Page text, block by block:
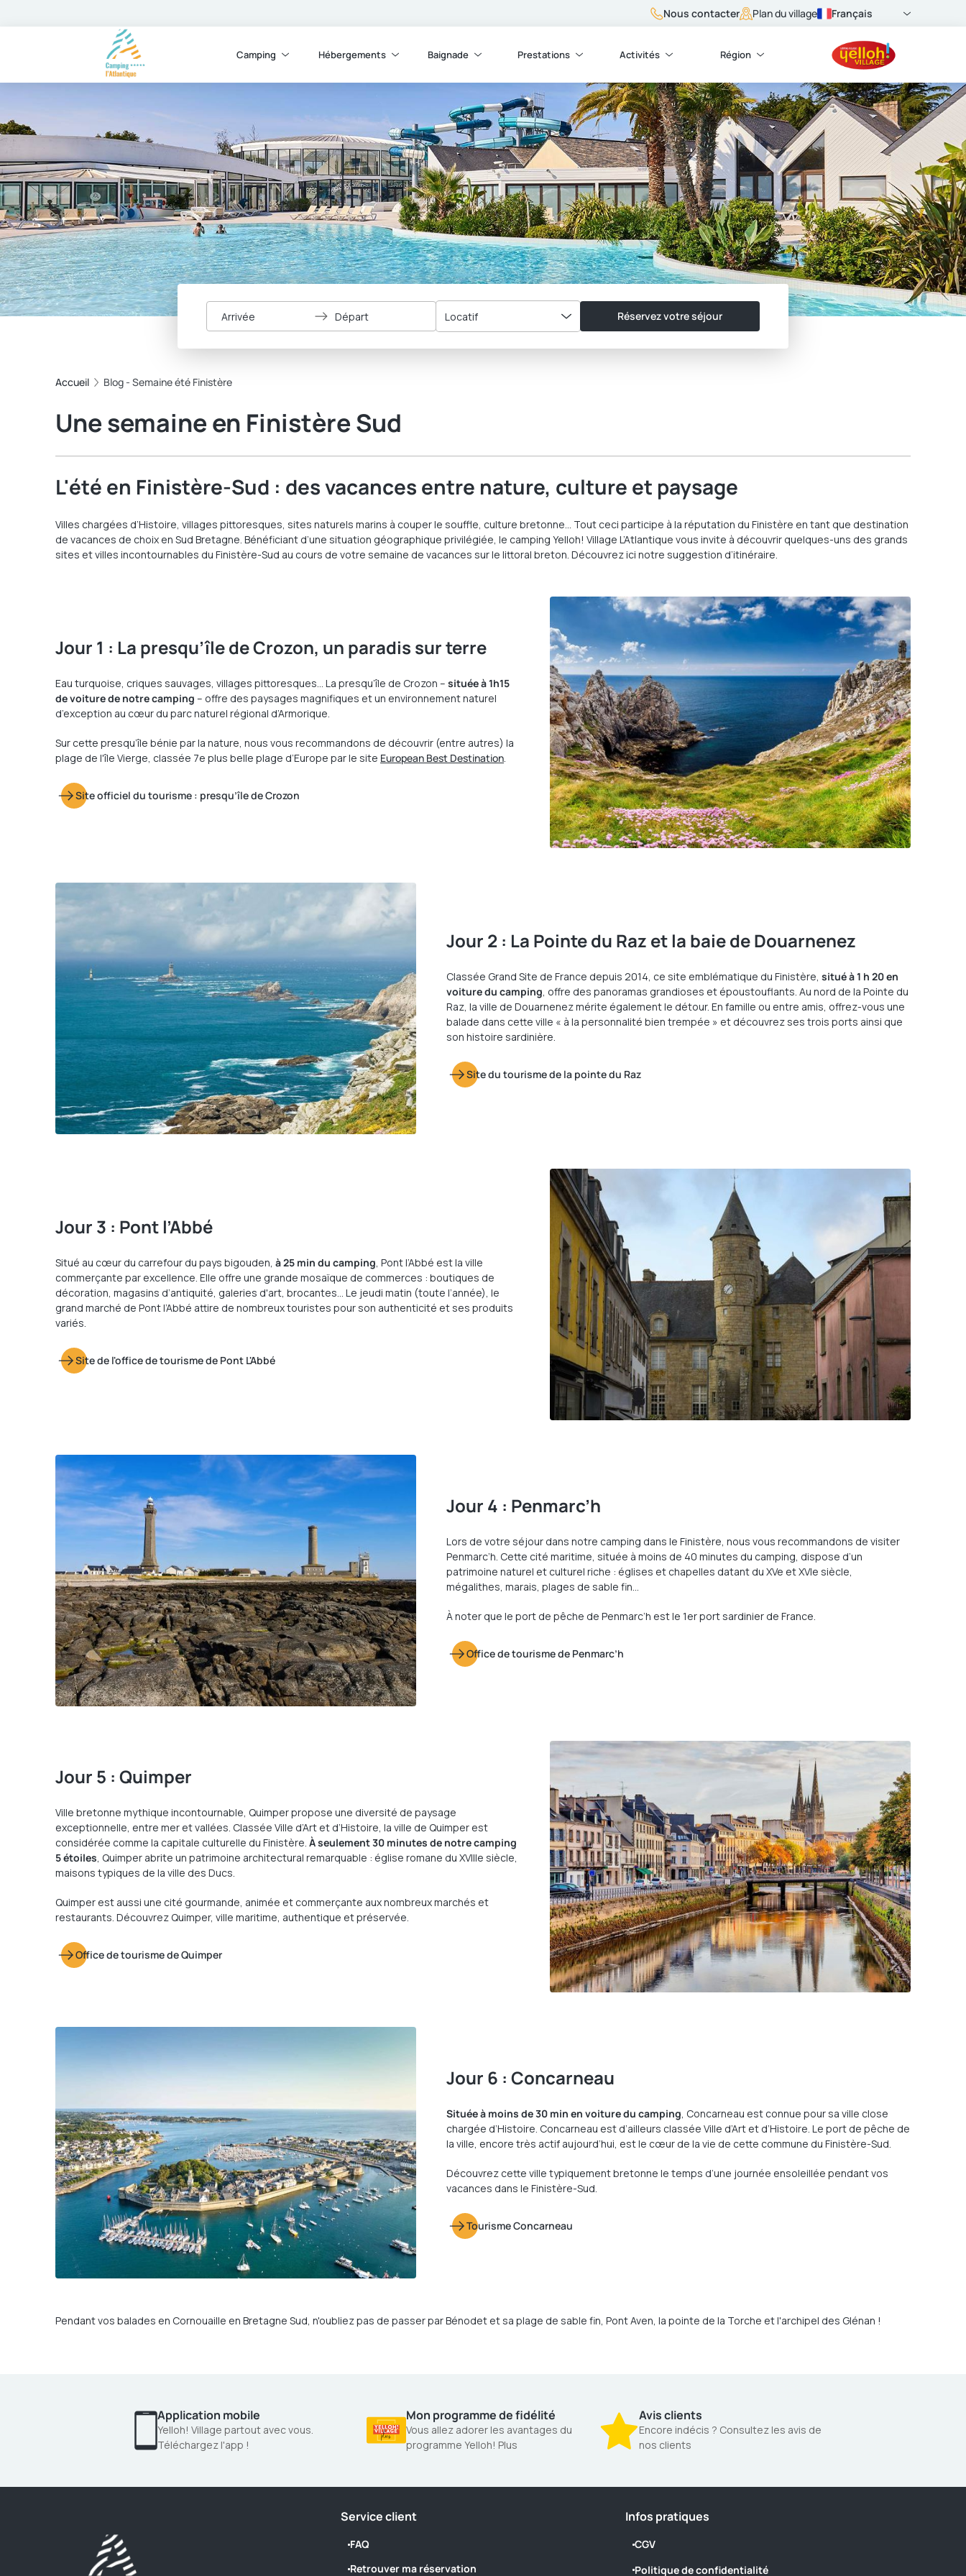
Nous contacter Plan du village Français
Camping Hébergements Baignade Prestations Activités Région
Arrivée Départ Locatif Réservez votre séjour
Accueil Blog - Semaine été Finistère
Une semaine en Finistère Sud
L'été en Finistère-Sud : des vacances entre nature, culture et paysage
Villes chargées d’Histoire, villages pittoresques, sites naturels marins à couper le souffle, culture bretonne… Tout ceci participe à la réputation du Finistère en tant que destination
de vacances de choix en Sud Bretagne. Bénéficiant d’une situation géographique privilégiée, le camping Yelloh! Village L’Atlantique vous invite à découvrir quelques-uns des grands
sites et villes incontournables du Finistère-Sud au cours de votre semaine de vacances sur le littoral breton. Découvrez ici notre suggestion d’itinéraire.
Jour 1 : La presqu’île de Crozon, un paradis sur terre
Eau turquoise, criques sauvages, villages pittoresques… La presqu’île de Crozon – située à 1h15
de voiture de notre camping – offre des paysages magnifiques et un environnement naturel
d’exception au cœur du parc naturel régional d’Armorique.
Sur cette presqu’île bénie par la nature, nous vous recommandons de découvrir (entre autres) la
plage de l'île Vierge, classée 7e plus belle plage d’Europe par le site European Best Destination.
Site officiel du tourisme : presqu’île de Crozon
Jour 2 : La Pointe du Raz et la baie de Douarnenez
Classée Grand Site de France depuis 2014, ce site emblématique du Finistère, situé à 1 h 20 en
voiture du camping, offre des panoramas grandioses et époustouflants. Au nord de la Pointe du
Raz, la ville de Douarnenez mérite également le détour. En famille ou entre amis, offrez-vous une
balade dans cette ville « à la personnalité bien trempée » et découvrez ses trois ports ainsi que
son histoire sardinière.
Site du tourisme de la pointe du Raz
Jour 3 : Pont l’Abbé
Situé au cœur du carrefour du pays bigouden, à 25 min du camping, Pont l’Abbé est la ville
commerçante par excellence. Elle offre une grande mosaïque de commerces : boutiques de
décoration, magasins d’antiquité, galeries d'art, brocantes… Le jeudi matin (toute l’année), le
grand marché de Pont l’Abbé attire de nombreux touristes pour son authenticité et ses produits
variés.
Site de l'office de tourisme de Pont L'Abbé
Jour 4 : Penmarc’h
Lors de votre séjour dans notre camping dans le Finistère, nous vous recommandons de visiter
Penmarc’h. Cette cité maritime, située à moins de 40 minutes du camping, dispose d’un
patrimoine naturel et culturel riche : églises et chapelles datant du XVe et XVIe siècle,
mégalithes, marais, plages de sable fin…
À noter que le port de pêche de Penmarc’h est le 1er port sardinier de France.
Office de tourisme de Penmarc’h
Jour 5 : Quimper
Ville bretonne mythique incontournable, Quimper propose une diversité de paysage
exceptionnelle, entre mer et vallées. Classée Ville d’Art et d’Histoire, la ville de Quimper est
considérée comme la capitale culturelle du Finistère. À seulement 30 minutes de notre camping
5 étoiles, Quimper abrite un patrimoine architectural remarquable : église romane du XVIIIe siècle,
maisons typiques de la ville des Ducs.
Quimper est aussi une cité gourmande, animée et commerçante aux nombreux marchés et
restaurants. Découvrez Quimper, ville maritime, authentique et préservée.
Office de tourisme de Quimper
Jour 6 : Concarneau
Située à moins de 30 min en voiture du camping, Concarneau est connue pour sa ville close
chargée d’Histoire. Concarneau est d’ailleurs classée Ville d’Art et d’Histoire. Le port de pêche de
la ville, encore très actif aujourd’hui, est le cœur de la vie de cette commune du Finistère-Sud.
Découvrez cette ville typiquement bretonne le temps d’une journée ensoleillée pendant vos
vacances dans le Finistère-Sud.
Tourisme Concarneau
Pendant vos balades en Cornouaille en Bretagne Sud, n'oubliez pas de passer par Bénodet et sa plage de sable fin, Pont Aven, la pointe de la Torche et l'archipel des Glénan !
Application mobile
Yelloh! Village partout avec vous.
Téléchargez l'app !
Mon programme de fidélité
Vous allez adorer les avantages du
programme Yelloh! Plus
Avis clients
Encore indécis ? Consultez les avis de
nos clients
Service client
FAQ
Retrouver ma réservation
Infos pratiques
CGV
Politique de confidentialité